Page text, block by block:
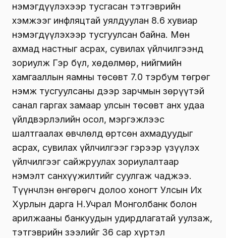
нэмэгдүүлэхээр тусгасан тэтгэврийн
хэмжээг инфляцтай уялдуулан 8.6 хувиар
нэмэгдүүлэхээр тусгуулсан байна. Мөн
ахмад настныг асрах, сувилах үйлчилгээнд
зориулж Гэр бүл, хөдөлмөр, нийгмийн
хамгааллын яамны төсөвт 7.0 тэрбум төгрөг
нэмж тусгуулсаны дээр зарчмын зөрүүтэй
санал гаргах замаар улсын төсөвт анх удаа
үйлдвэрлэлийн осол, мэргэжлээс
шалтгаалах өвчлөлд өртсөн ахмадуудыг
асрах, сувилах үйлчилгээг гэрээр үзүүлэх
үйлчилгээг сайжруулах зориулалтаар
нэмэлт санхүүжилтийг суулгаж чаджээ.
Түүнчлэн өнгөрөгч долоо хоногт Улсын Их
Хурлын дарга Н.Учрал Монголбанк болон
арилжааны банкуудын удирдлагатай уулзаж,
тэтгэврийн зээлийг 36 сар хүртэл